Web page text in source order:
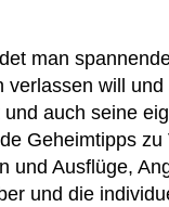
man
will
auch seine
Geheimtipps zu
und Ausflüge,
und die